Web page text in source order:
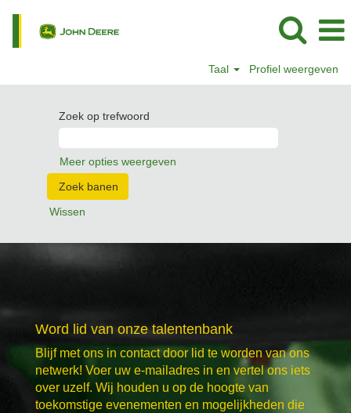
Taal Profiel weergeven
Zoek op trefwoord
Meer opties weergeven
Wissen
Word lid van onze talentenbank
Blijf met ons in contact door lid te worden van ons
netwerk! Voer uw e-mailadres in en vertel ons iets
over uzelf. Wij houden u op de hoogte van
toekomstige evenementen en mogelijkheden die